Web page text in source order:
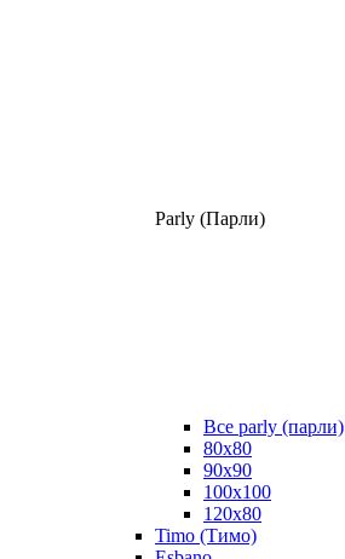
Parly (Парли)
Все parly (парли)
80x80
90x90
100x100
120x80
Timo (Тимо)